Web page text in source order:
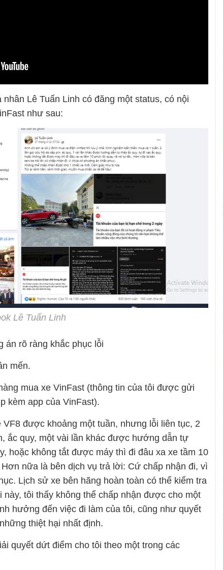
Lê Tuấn Linh có đăng một status, có nội
như sau:
Lê Tuấn Linh
án rõ ràng khắc phục lỗi
mến.
mua xe VinFast (thông tin của tôi được gửi
kèm app của VinFast).
VF8 được khoảng một tuần, nhưng lỗi liên tục, 2
ắc quy, một vài lần khác được hướng dẫn tự
hoặc không tắt được máy thì đi đâu xa xe tầm 10
nữa là bên dịch vụ trả lời: Cứ chấp nhận đi, vì
Lịch sử xe bên hãng hoàn toàn có thể kiểm tra
tôi thấy không thể chấp nhận được cho một
hưởng đến việc đi làm của tôi, cũng như quyết
thiệt hại nhất định.
quyết dứt điểm cho tôi theo một trong các